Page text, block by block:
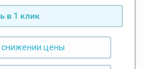
в 1 клик
цены